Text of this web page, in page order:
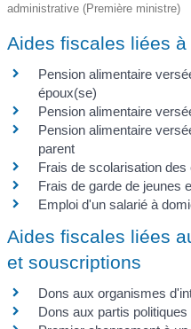
administrative (Première ministre)
Aides fiscales liées
Pension alimentaire
époux(se)
Pension alimentaire
Pension alimentaire
parent
Frais de scolarisation des
Frais de garde de jeunes
Emploi d'un salarié à
Aides fiscales liées
et souscriptions
Dons aux organismes
Dons aux partis politiques